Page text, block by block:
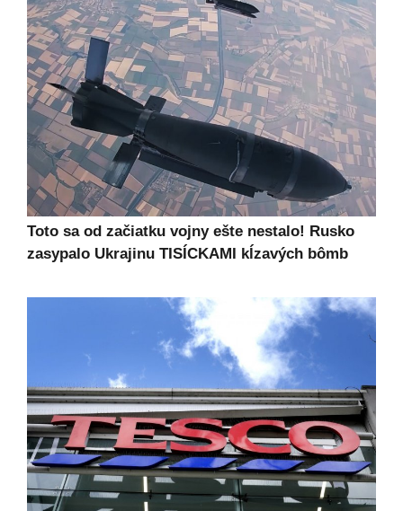
Toto sa od začiatku vojny ešte nestalo! Rusko
zasypalo Ukrajinu TISÍCKAMI kĺzavých bômb